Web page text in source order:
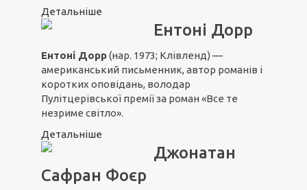
Детальніше
Ентоні Дорр
Ентоні Дорр(нар. 1973; Клівленд) —
американський письменник, автор романів і
коротких оповідань, володар
Пулітцерівської премії за роман «Все те
незриме світло».
Детальніше
Джонатан
Сафран Фоєр